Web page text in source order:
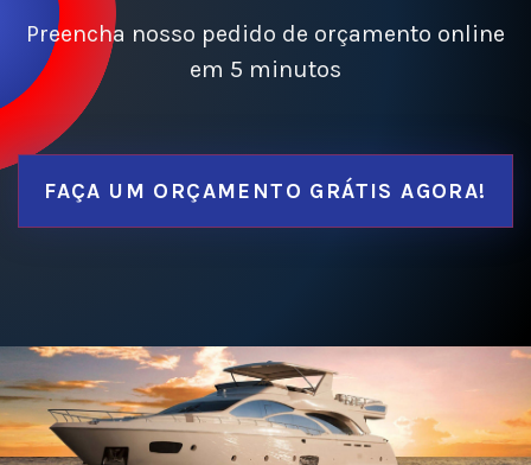
Preencha nosso pedido de orçamento online
em 5 minutos
FAÇA UM ORÇAMENTO GRÁTIS AGORA!